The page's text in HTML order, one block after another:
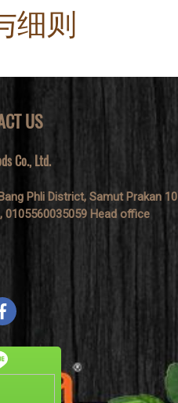
细则
US
Co., Ltd.
Phli District, Samut Prakan
0105560035059 Head office